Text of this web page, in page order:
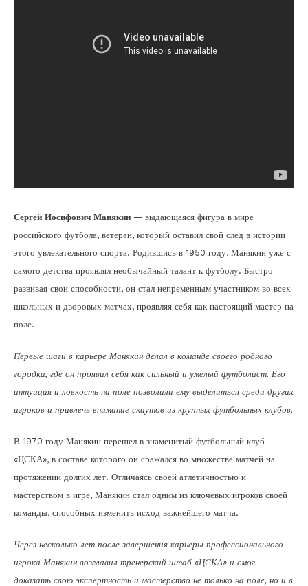
Сергей Иосифович Манякин — выдающаяся фигура в мире
российского футбола, ветеран, который оставил свой след в истории
этого увлекательного спорта. Родившись в 1950 году, Манякин уже с
самого детства проявлял необычайный талант к футболу. Быстро
развивая свои способности, он стал непременным участником во всех
школьных и дворовых матчах, проявляя себя как настоящий мастер на
поле.
Первые шаги в карьере Манякин делал в команде своего родного
городка, где он проявил себя как сильный и умелый футболист. Его
интуиция и ловкость на поле позволили ему выделиться среди других
игроков и привлечь внимание скаутов из крупных футбольных клубов.
В 1970 году Манякин перешел в знаменитый футбольный клуб
«ЦСКА», в составе которого он сражался во множестве матчей на
протяжении долгих лет. Отличаясь своей атлетичностью и
мастерством в игре, Манякин стал одним из ключевых игроков своей
команды, способных изменить исход важнейшего матча.
Через несколько лет после завершения карьеры профессионального
игрока Манякин возглавил тренерский штаб «ЦСКА» и смог
доказать свою экспертность и мастерство не только на поле, но и в